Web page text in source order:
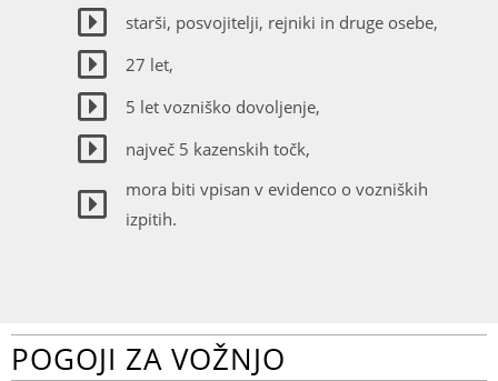
starši, posvojitelji, rejniki in druge osebe,
27 let,
5 let vozniško dovoljenje,
največ 5 kazenskih točk,
mora biti vpisan v evidenco o vozniških
izpitih.
POGOJI ZA VOŽNJO